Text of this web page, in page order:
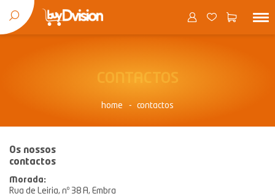
CONTACTOS
home contactos
Os nossos
contactos
Morada:
Rua de Leiria, nº 38 A, Embra